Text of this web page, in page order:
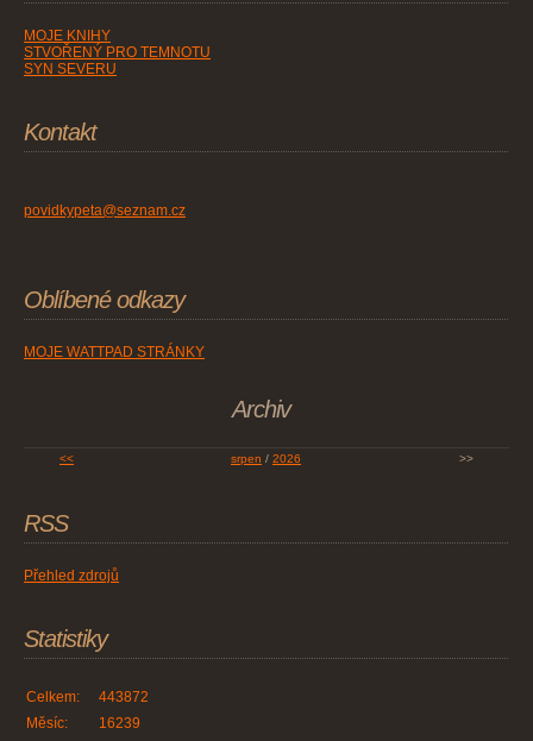
MOJE KNIHY
STVOŘENÝ PRO TEMNOTU
SYN SEVERU
Kontakt
povidkypeta@seznam.cz
Oblíbené odkazy
MOJE WATTPAD STRÁNKY
Archiv
<< srpen / 2026 >>
RSS
Přehled zdrojů
Statistiky
Celkem:
443872
Měsíc:
16239